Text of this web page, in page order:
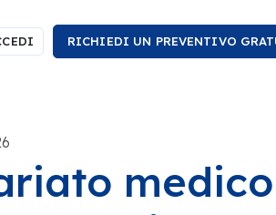
RICHIEDI UN PREVENTIVO
medico